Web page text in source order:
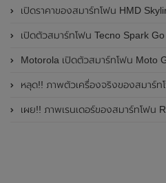
เปิดราคาของสมาร์ทโฟน HMD Skyline ในประเทศ
เปิดตัวสมาร์ทโฟน Tecno Spark Go 1 อย่างเป็นทางการแล้ว มาพร้อมหน้าจอ
Motorola เปิดตัวสมาร์ทโฟน Moto G45
หลุด!! ภาพตัวเครื่องจริงของสมาร์ทโฟน Google Pixel 9a โ
เผย!! ภาพเรนเดอร์ของสมาร์ทโฟน Realme GT7 Pro โชว์ให้